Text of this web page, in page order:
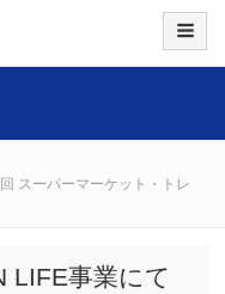
スーパーマーケット・トレ
LIFE事業にて